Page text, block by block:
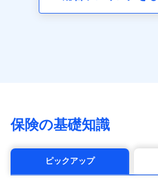
（https://www.axa.co.jp/）
第一ネオ生命保険株式会社
（https://neofirst.co.jp/）
life.co.jp）
太陽生命保険株式会社（https://
保険の基礎知識
ピックアップ